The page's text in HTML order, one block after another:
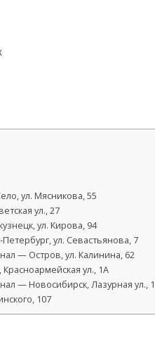
ул. Мясникова, 55
ул., 27
ул. Кирова, 94
ул. Севастьянова, 7
— Остров, ул. Калинина, 62
ул., 1А
— Новосибирск, Лазурная ул.,
107